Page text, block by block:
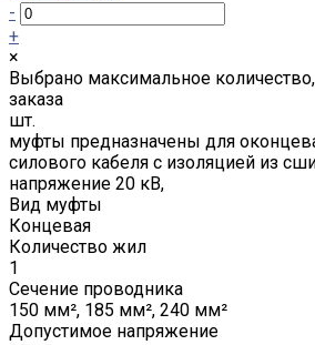
-
+
×
Выбрано максимальное
заказа
шт.
муфты предназначены для
силового кабеля с изоляцией из
напряжение 20 кВ,
Вид муфты
Концевая
Количество жил
1
Сечение проводника
150 мм², 185 мм², 240 мм²
Допустимое напряжение